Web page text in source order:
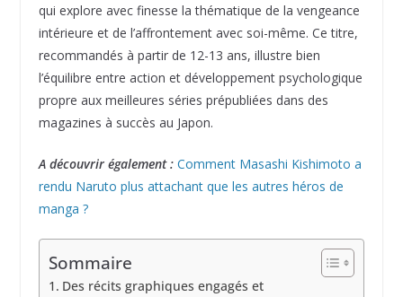
qui explore avec finesse la thématique de la vengeance
intérieure et de l’affrontement avec soi-même. Ce titre,
recommandés à partir de 12-13 ans, illustre bien
l’équilibre entre action et développement psychologique
propre aux meilleures séries prépubliées dans des
magazines à succès au Japon.
A découvrir également : Comment Masashi Kishimoto a
rendu Naruto plus attachant que les autres héros de
manga ?
Sommaire
Des récits graphiques engagés et